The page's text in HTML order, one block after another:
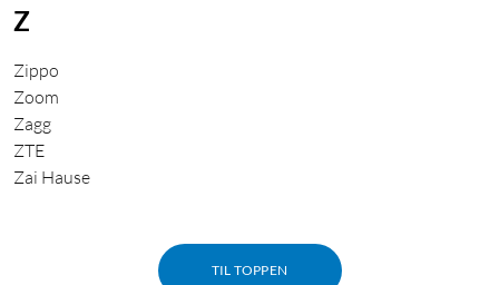
Z
Zippo
Zoom
Zagg
ZTE
Zai Hause
TIL TOPPEN